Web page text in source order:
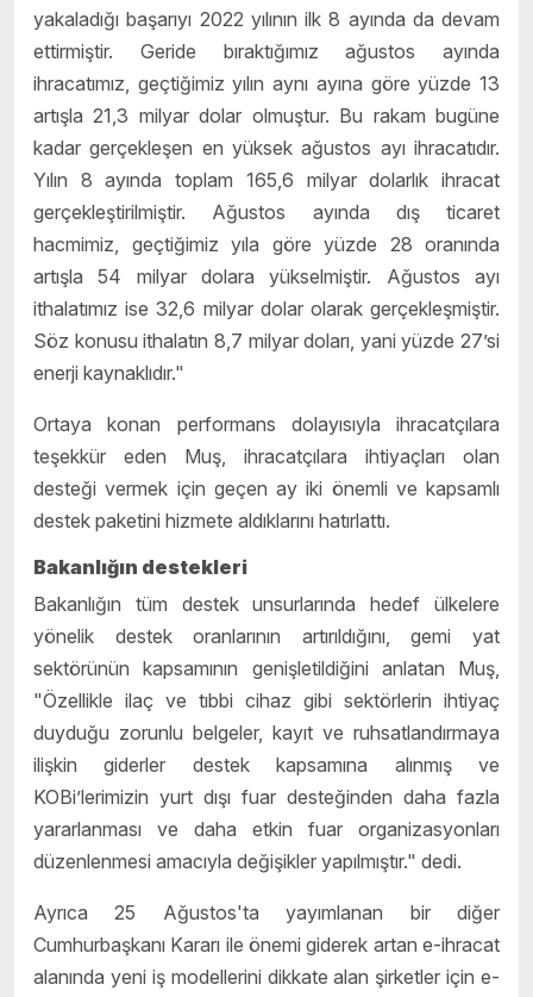
yakaladığı başarıyı 2022 yılının ilk 8 ayında da devam
ettirmiştir. Geride bıraktığımız ağustos ayında
ihracatımız, geçtiğimiz yılın aynı ayına göre yüzde 13
artışla 21,3 milyar dolar olmuştur. Bu rakam bugüne
kadar gerçekleşen en yüksek ağustos ayı ihracatıdır.
Yılın 8 ayında toplam 165,6 milyar dolarlık ihracat
gerçekleştirilmiştir. Ağustos ayında dış ticaret
hacmimiz, geçtiğimiz yıla göre yüzde 28 oranında
artışla 54 milyar dolara yükselmiştir. Ağustos ayı
ithalatımız ise 32,6 milyar dolar olarak gerçekleşmiştir.
Söz konusu ithalatın 8,7 milyar doları, yani yüzde 27’si
enerji kaynaklıdır."
Ortaya konan performans dolayısıyla ihracatçılara
teşekkür eden Muş, ihracatçılara ihtiyaçları olan
desteği vermek için geçen ay iki önemli ve kapsamlı
destek paketini hizmete aldıklarını hatırlattı.
Bakanlığın destekleri
Bakanlığın tüm destek unsurlarında hedef ülkelere
yönelik destek oranlarının artırıldığını, gemi yat
sektörünün kapsamının genişletildiğini anlatan Muş,
"Özellikle ilaç ve tıbbi cihaz gibi sektörlerin ihtiyaç
duyduğu zorunlu belgeler, kayıt ve ruhsatlandırmaya
ilişkin giderler destek kapsamına alınmış ve
KOBi’lerimizin yurt dışı fuar desteğinden daha fazla
yararlanması ve daha etkin fuar organizasyonları
düzenlenmesi amacıyla değişikler yapılmıştır." dedi.
Ayrıca 25 Ağustos'ta yayımlanan bir diğer
Cumhurbaşkanı Kararı ile önemi giderek artan e-ihracat
alanında yeni iş modellerini dikkate alan şirketler için e-